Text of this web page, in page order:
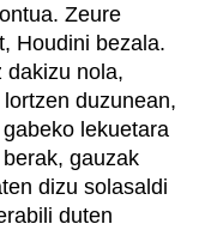
Zeure
Houdini bezala.
dakizu nola,
duzunean,
lekuetara
gauzak
dizu solasaldi
duten